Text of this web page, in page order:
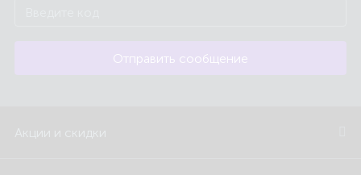
Отправить сообщение
Акции и скидки